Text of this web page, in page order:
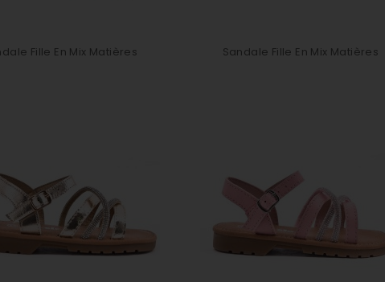
Fille En Mix Matières Sandale Fille En Mix Matières